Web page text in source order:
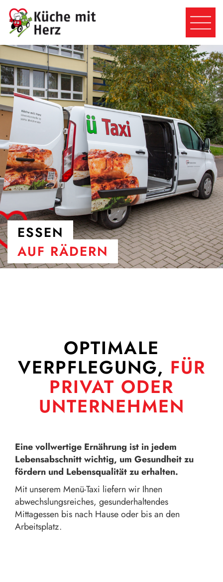
ESSEN
AUF RÄDERN
OPTIMALE
VERPFLEGUNG, FÜR
PRIVAT ODER
UNTERNEHMEN
Eine vollwertige Ernährung ist in jedem
Lebensabschnitt wichtig, um Gesundheit zu
fördern und Lebensqualität zu erhalten.
Mit unserem Menü-Taxi liefern wir Ihnen
abwechslungsreiches, gesunderhaltendes
Mittagessen bis nach Hause oder bis an den
Arbeitsplatz.